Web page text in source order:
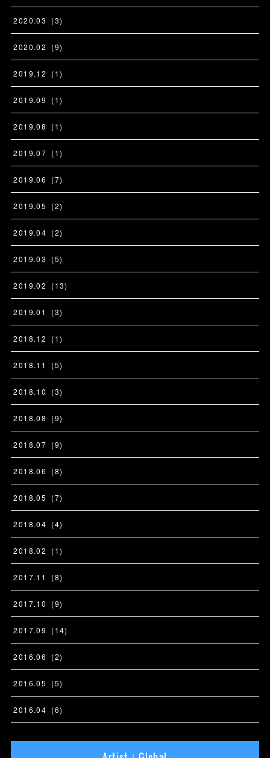
2020.03 (3)
2020.02 (9)
2019.12 (1)
2019.09 (1)
2019.08 (1)
2019.07 (1)
2019.06 (7)
2019.05 (2)
2019.04 (2)
2019.03 (5)
2019.02 (13)
2019.01 (3)
2018.12 (1)
2018.11 (5)
2018.10 (3)
2018.08 (9)
2018.07 (9)
2018.06 (8)
2018.05 (7)
2018.04 (4)
2018.02 (1)
2017.11 (8)
2017.10 (9)
2017.09 (14)
2016.06 (2)
2016.05 (5)
2016.04 (6)